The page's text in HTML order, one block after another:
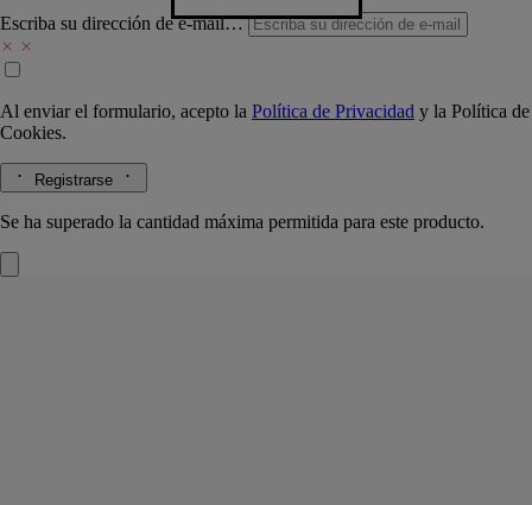
Escriba su dirección de e-mail…
Al enviar el formulario, acepto la Política de Privacidad y la Política de
Cookies.
Registrarse
Se ha superado la cantidad máxima permitida para este producto.